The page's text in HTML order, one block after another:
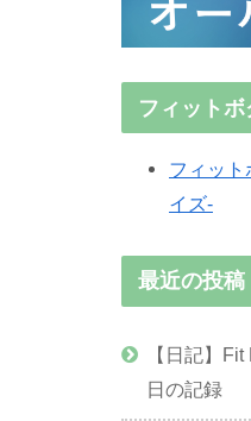
フィット
フィット
イズ-
最近の投稿
【日記】
日の記録